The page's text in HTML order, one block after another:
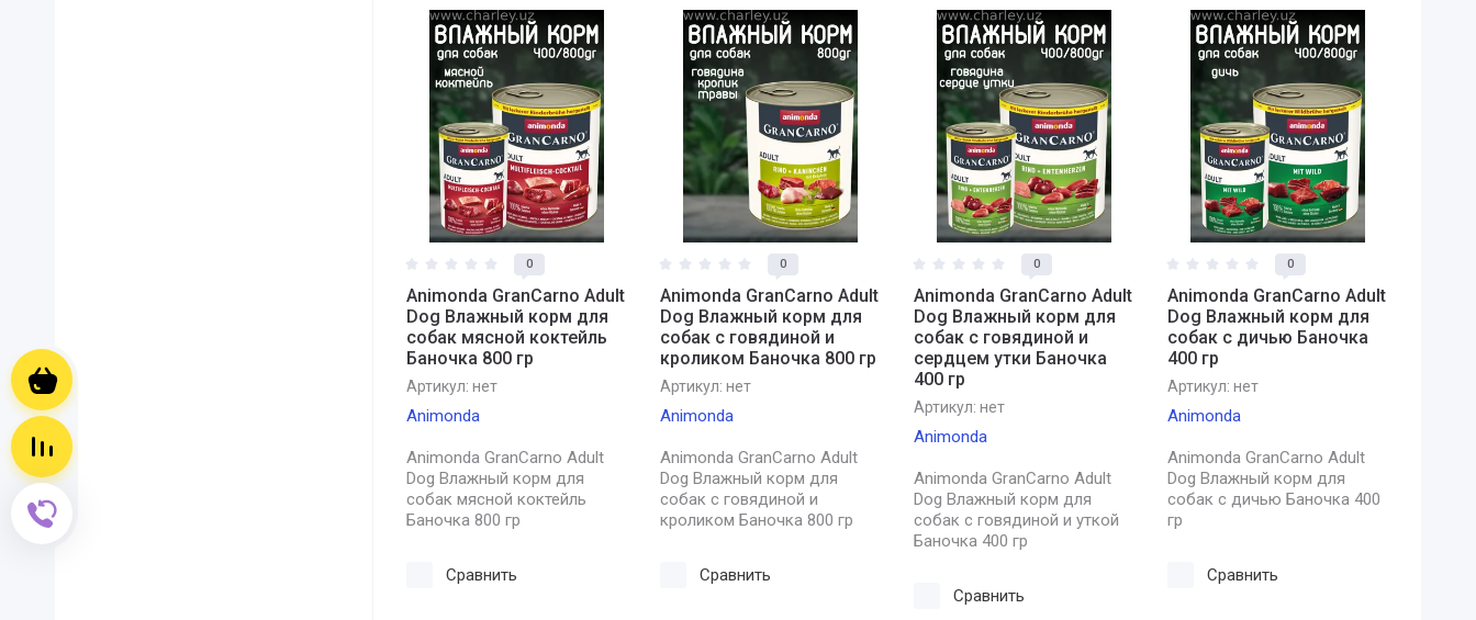
0
Animonda GranCarno Adult
Dog Влажный корм для
собак мясной коктейль
Баночка 800 гр
Артикул: нет
Animonda
Animonda GranCarno Adult
Dog Влажный корм для
собак мясной коктейль
Баночка 800 гр
Сравнить
0
Animonda GranCarno Adult
Dog Влажный корм для
собак с говядиной и
кроликом Баночка 800 гр
Артикул: нет
Animonda
Animonda GranCarno Adult
Dog Влажный корм для
собак с говядиной и
кроликом Баночка 800 гр
Сравнить
0
Animonda GranCarno Adult
Dog Влажный корм для
собак с говядиной и
сердцем утки Баночка
400 гр
Артикул: нет
Animonda
Animonda GranCarno Adult
Dog Влажный корм для
собак с говядиной и уткой
Баночка 400 гр
Сравнить
0
Animonda GranCarno Adult
Dog Влажный корм для
собак с дичью Баночка
400 гр
Артикул: нет
Animonda
Animonda GranCarno Adult
Dog Влажный корм для
собак с дичью Баночка 400
гр
Сравнить